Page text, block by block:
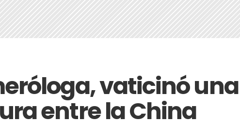
vaticinó una
entre la China